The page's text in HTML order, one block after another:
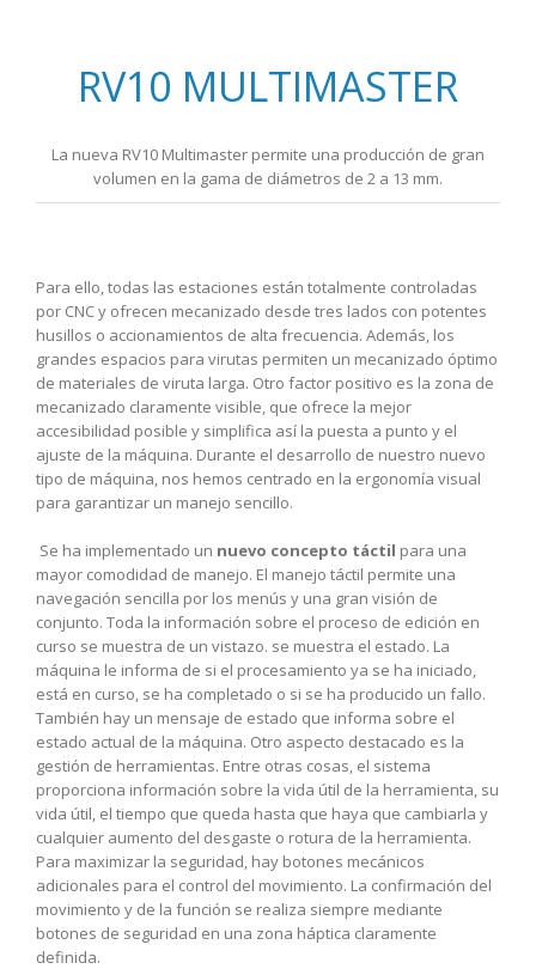
RV10 MULTIMASTER
La nueva RV10 Multimaster permite una producción de gran
volumen en la gama de diámetros de 2 a 13 mm.
Para ello, todas las estaciones están totalmente controladas
por CNC y ofrecen mecanizado desde tres lados con potentes
husillos o accionamientos de alta frecuencia. Además, los
grandes espacios para virutas permiten un mecanizado óptimo
de materiales de viruta larga. Otro factor positivo es la zona de
mecanizado claramente visible, que ofrece la mejor
accesibilidad posible y simplifica así la puesta a punto y el
ajuste de la máquina. Durante el desarrollo de nuestro nuevo
tipo de máquina, nos hemos centrado en la ergonomía visual
para garantizar un manejo sencillo.
Se ha implementado un nuevo concepto táctil para una
mayor comodidad de manejo. El manejo táctil permite una
navegación sencilla por los menús y una gran visión de
conjunto. Toda la información sobre el proceso de edición en
curso se muestra de un vistazo. se muestra el estado. La
máquina le informa de si el procesamiento ya se ha iniciado,
está en curso, se ha completado o si se ha producido un fallo.
También hay un mensaje de estado que informa sobre el
estado actual de la máquina. Otro aspecto destacado es la
gestión de herramientas. Entre otras cosas, el sistema
proporciona información sobre la vida útil de la herramienta, su
vida útil, el tiempo que queda hasta que haya que cambiarla y
cualquier aumento del desgaste o rotura de la herramienta.
Para maximizar la seguridad, hay botones mecánicos
adicionales para el control del movimiento. La confirmación del
movimiento y de la función se realiza siempre mediante
botones de seguridad en una zona háptica claramente
definida.